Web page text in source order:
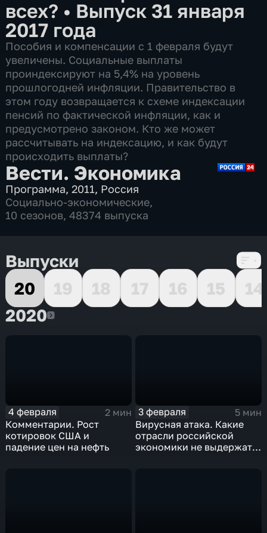
всех? • Выпуск 31 января
2017 года
Пособия и компенсации с 1 февраля будут
увеличены. Социальные выплаты
проиндексируют на 5,4% на уровень
прошлогодней инфляции. Правительство в
этом году возвращается к схеме индексации
пенсий по фактической инфляции, как и
предусмотрено законом. Кто же может
рассчитывать на индексацию, и как будут
происходить выплаты?
Вести. Экономика
Программа,2011, Россия
Социально-экономические,
10 сезонов, 48374 выпуска
Выпуски
20
19 18 17 16 15
14
20202020
4 февраля
2 мин
Комментарии. Рост
котировок США и
падение цен на нефть
3 февраля
5 мин
Вирусная атака. Какие
отрасли российской
экономики не выдержат